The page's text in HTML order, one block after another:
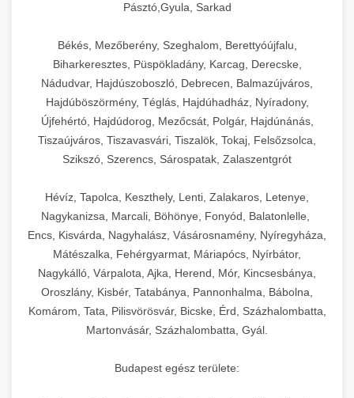
Pásztó,Gyula, Sarkad
Békés, Mezőberény, Szeghalom, Berettyóújfalu,
Biharkeresztes, Püspökladány, Karcag, Derecske,
Nádudvar, Hajdúszoboszló, Debrecen, Balmazújváros,
Hajdúböszörmény, Téglás, Hajdúhadház, Nyíradony,
Újfehértó, Hajdúdorog, Mezőcsát, Polgár, Hajdúnánás,
Tiszaújváros, Tiszavasvári, Tiszalök, Tokaj, Felsőzsolca,
Szikszó, Szerencs, Sárospatak, Zalaszentgrót
Hévíz, Tapolca, Keszthely, Lenti, Zalakaros, Letenye,
Nagykanizsa, Marcali, Böhönye, Fonyód, Balatonlelle,
Encs, Kisvárda, Nagyhalász, Vásárosnamény, Nyíregyháza,
Mátészalka, Fehérgyarmat, Máriapócs, Nyírbátor,
Nagykálló, Várpalota, Ajka, Herend, Mór, Kincsesbánya,
Oroszlány, Kisbér, Tatabánya, Pannonhalma, Bábolna,
Komárom, Tata, Pilisvörösvár, Bicske, Érd, Százhalombatta,
Martonvásár, Százhalombatta, Gyál.
Budapest egész területe: